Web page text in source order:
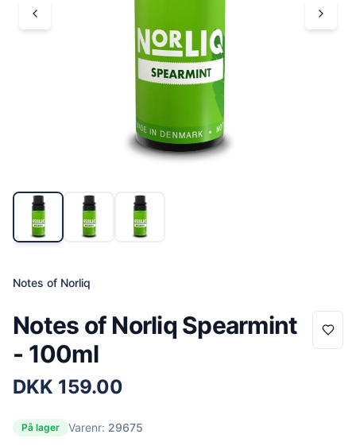
Notes of Norliq
Notes of Norliq Spearmint
- 100ml
DKK 159.00
På lager Varenr: 29675